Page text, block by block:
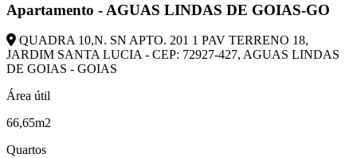
Apartamento - AGUAS LINDAS DE GOIAS-GO
QUADRA 10,N. SN APTO. 201 1 PAV TERRENO 18,
JARDIM SANTA LUCIA - CEP: 72927-427, AGUAS LINDAS
DE GOIAS - GOIAS
Área útil
66,65m2
Quartos